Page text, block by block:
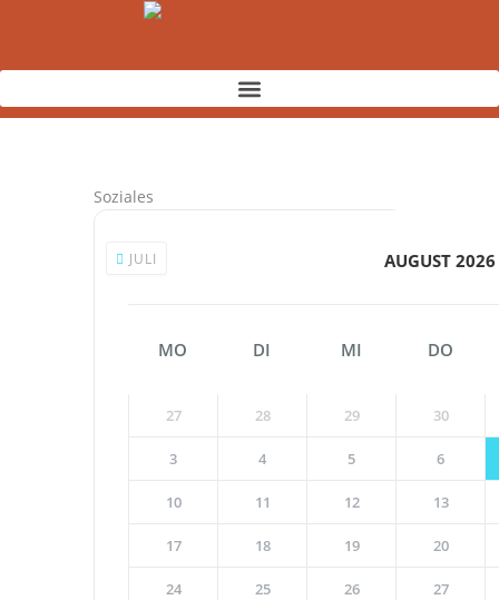
Soziales
JULI AUGUST 2026
MO DI MI DO
27 28 29 30
3 4 5 6
10 11 12 13
17 18 19 20
24 25 26 27